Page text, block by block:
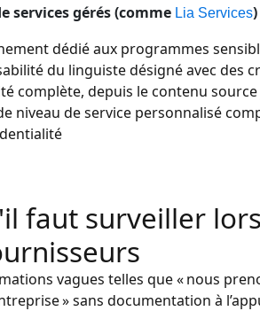
services gérés (comme Lia Services)
dédié aux programmes
du linguiste désigné avec des
complète, depuis le contenu
niveau de service personnalisé
faut surveiller
vagues telles que « nous
» sans documentation à